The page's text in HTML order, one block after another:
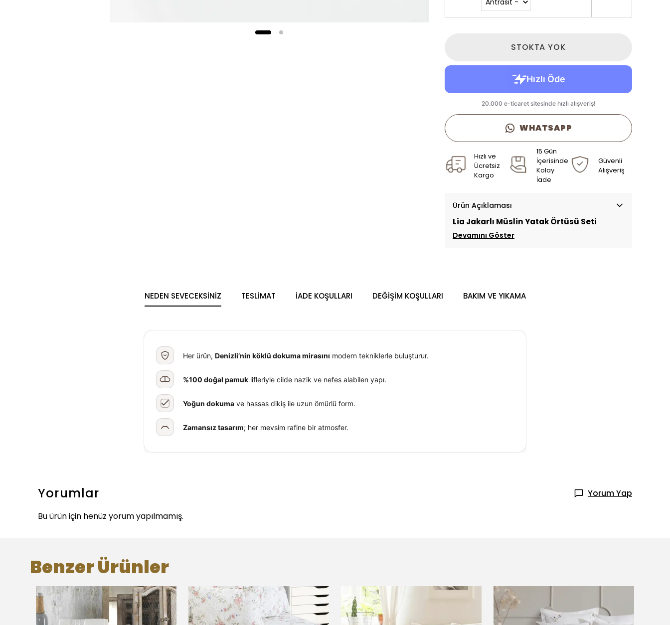
STOKTA YOK
WHATSAPP
Hızlı ve
Ücretsiz
Kargo
15 Gün
İçerisinde
Kolay
İade
Güvenli
Alışveriş
Ürün Açıklaması
Lia Jakarlı Müslin Yatak Örtüsü Seti
Devamını Göster
NEDEN SEVECEKSİNİZ TESLİMAT İADE KOŞULLARI DEĞİŞİM KOŞULLARI BAKIM VE YIKAMA
Her ürün, Denizli’nin köklü dokuma mirasını modern tekniklerle buluşturur.
%100 doğal pamuk lifleriyle cilde nazik ve nefes alabilen yapı.
Yoğun dokuma ve hassas dikiş ile uzun ömürlü form.
Zamansız tasarım; her mevsim rafine bir atmosfer.
Yorumlar
Yorum Yap
Bu ürün için henüz yorum yapılmamış.
Benzer Ürünler